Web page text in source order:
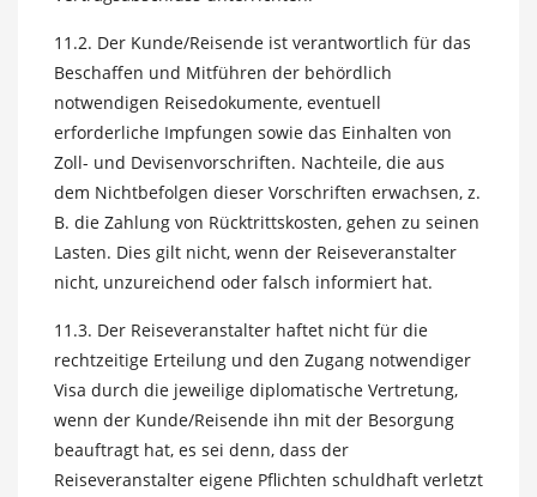
11.2. Der Kunde/Reisende ist verantwortlich für das
Beschaffen und Mitführen der behördlich
notwendigen Reisedokumente, eventuell
erforderliche Impfungen sowie das Einhalten von
Zoll- und Devisenvorschriften. Nachteile, die aus
dem Nichtbefolgen dieser Vorschriften erwachsen, z.
B. die Zahlung von Rücktrittskosten, gehen zu seinen
Lasten. Dies gilt nicht, wenn der Reiseveranstalter
nicht, unzureichend oder falsch informiert hat.
11.3. Der Reiseveranstalter haftet nicht für die
rechtzeitige Erteilung und den Zugang notwendiger
Visa durch die jeweilige diplomatische Vertretung,
wenn der Kunde/Reisende ihn mit der Besorgung
beauftragt hat, es sei denn, dass der
Reiseveranstalter eigene Pflichten schuldhaft verletzt